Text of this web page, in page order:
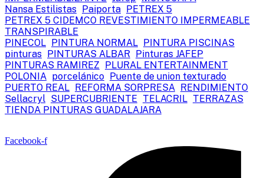
Nansa Estilistas Paiporta PETREX 5
PETREX 5 CIDEMCO REVESTIMIENTO IMPERMEABLE
TRANSPIRABLE
PINECOL PINTURA NORMAL PINTURA PISCINAS
pinturas PINTURAS ALBAR Pinturas JAFEP
PINTURAS RAMIREZ PLURAL ENTERTAINMENT
POLONIA porcelánico Puente de union texturado
PUERTO REAL REFORMA SORPRESA RENDIMIENTO
Sellacryl SUPERCUBRIENTE TELACRIL TERRAZAS
TIENDA PINTURAS GUADALAJARA
Facebook-f